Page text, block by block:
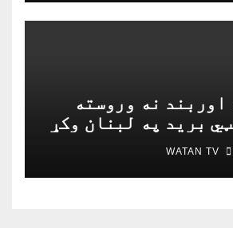
اوربند نه وروسته
لبنان وکړ